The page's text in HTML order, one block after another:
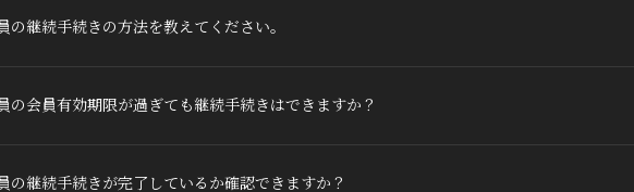
の継続手続きの方法を教えてください。
の会員有効期限が過ぎても継続手続きはできますか？
の継続手続きが完了しているか確認できますか？